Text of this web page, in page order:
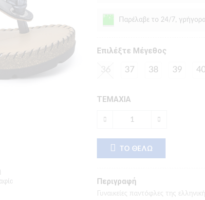
Παρέλαβε το 24/7,
Eπιλέξτε Μέγεθος
36 37 38 39
ΤΕΜΑΧΙΑ
ΤΟ ΘΕΛΩ
Περιγραφή
Γυναικείες παντόφλες της